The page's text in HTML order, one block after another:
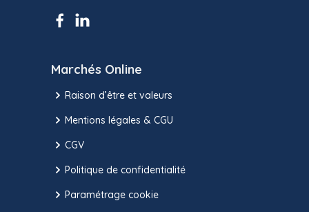
Marchés Online
Raison d’être et valeurs
Mentions légales & CGU
CGV
Politique de confidentialité
Paramétrage cookie